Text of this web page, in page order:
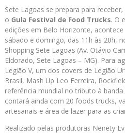
Sete Lagoas se prepara para
o Gula Festival de Food Trucks. O
edições em Belo Horizonte, acontece
sábado e domingo, das 11h às 20h,
Shopping Sete Lagoas (Av. Otávio
Eldorado, Sete Lagoas – MG). Para
Legião V, um dos covers de Legião
Brasil, Mash Up Leo Ferreira,
referência mundial no tributo à banda
contará ainda com 20 foods trucks,
artesanais e área de lazer para as
Realizado pelas produtoras Nenety